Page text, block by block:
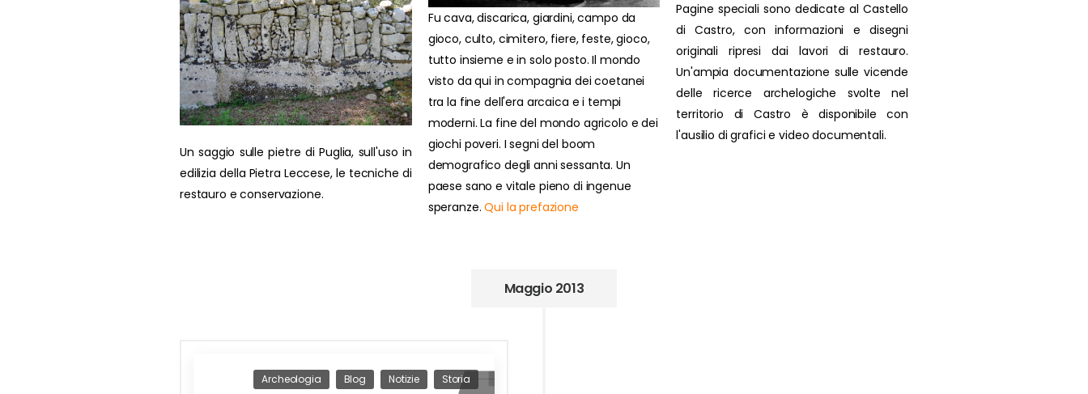
Un saggio sulle pietre di Puglia, sull'uso in
edilizia della Pietra Leccese, le tecniche di
restauro e conservazione.
Fu cava, discarica, giardini, campo da
gioco, culto, cimitero, fiere, feste, gioco,
tutto insieme e in solo posto. Il mondo
visto da qui in compagnia dei coetanei
tra la fine dell'era arcaica e i tempi
moderni. La fine del mondo agricolo e dei
giochi poveri. I segni del boom
demografico degli anni sessanta. Un
paese sano e vitale pieno di ingenue
speranze.Qui la prefazione
Pagine speciali sono dedicate al Castello
di Castro, con informazioni e disegni
originali ripresi dai lavori di restauro.
Un'ampia documentazione sulle vicende
delle ricerce archelogiche svolte nel
territorio di Castro è disponibile con
l'ausilio di grafici e video documentali.
Maggio 2013
Archeologia Blog Notizie Storia